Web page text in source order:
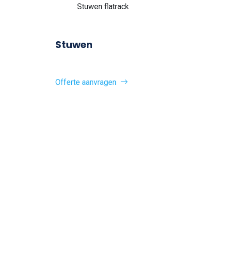
Stuwen flatrack
Stuwen
Offerte aanvragen